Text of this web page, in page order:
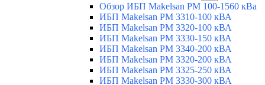
Обзор ИБП Makelsan PM 100-1560 кВа
ИБП Makelsan PM 3310-100 кВА
ИБП Makelsan PM 3320-100 кВА
ИБП Makelsan PM 3330-150 кВА
ИБП Makelsan PM 3340-200 кВА
ИБП Makelsan PM 3320-200 кВА
ИБП Makelsan PM 3325-250 кВА
ИБП Makelsan PM 3330-300 кВА